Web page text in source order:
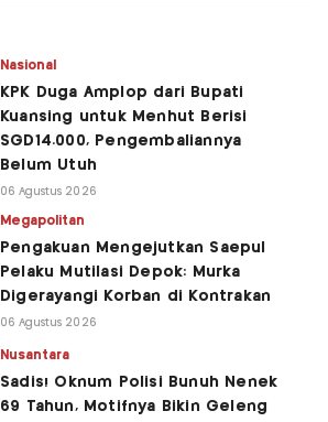
Nasional
KPK Duga Amplop dari Bupati
Kuansing untuk Menhut Berisi
SGD14.000, Pengembaliannya
Belum Utuh
06 Agustus 2026
Megapolitan
Pengakuan Mengejutkan Saepul
Pelaku Mutilasi Depok: Murka
Digerayangi Korban di Kontrakan
06 Agustus 2026
Nusantara
Sadis! Oknum Polisi Bunuh Nenek
69 Tahun, Motifnya Bikin Geleng